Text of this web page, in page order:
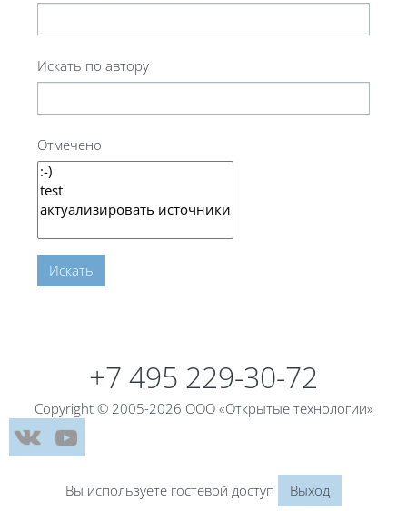
Искать по автору
Отмечено
Искать
+7 495 229-30-72
Copyright © 2005-2026 ООО «Открытые технологии»
Вы используете гостевой доступ Выход